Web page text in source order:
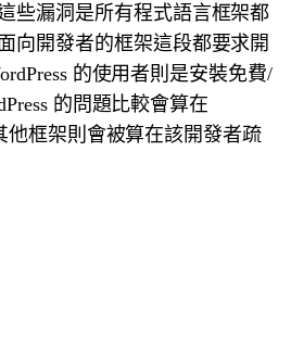
些漏洞是所有程式語言框架都
向開發者的框架這段都要求開
的使用者則是安裝免費/
的問題比較會算在
他框架則會被算在該開發者疏